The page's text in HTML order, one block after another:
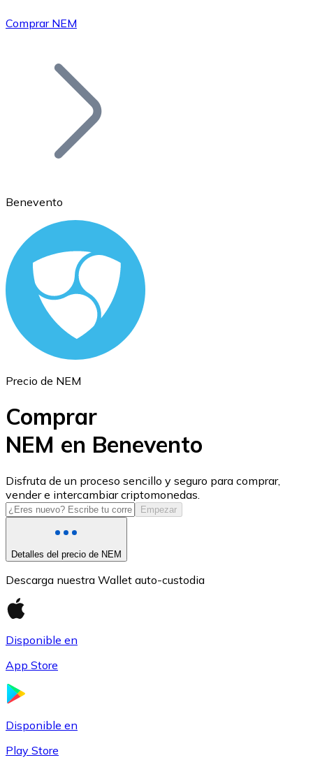
Bitcoin
Ethereum
ETH
USD Coin
USDC
Comprar NEM
Benevento
Precio de NEM
Comprar
NEM en Benevento
Disfruta de un proceso sencillo y seguro para comprar,
vender e intercambiar criptomonedas.
Empezar
Detalles del precio de NEM
Descarga nuestra Wallet auto-custodia
Disponible en
App Store
Disponible en
Play Store